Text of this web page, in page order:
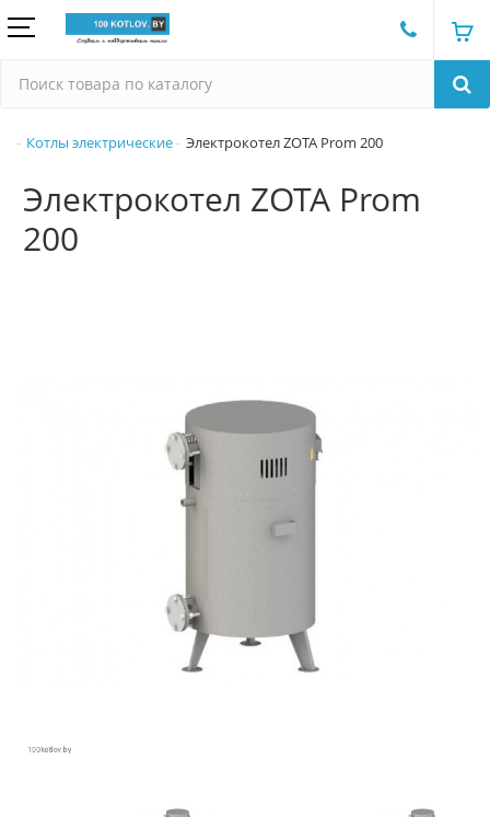
Котлы электрические Электрокотел ZOTA Prom 200
Электрокотел ZOTA Prom
200